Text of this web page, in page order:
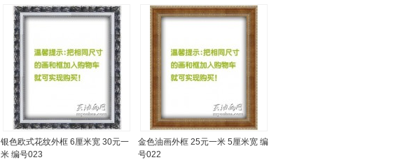
银色欧式花纹外框 6厘米宽 30元一
米 编号023
金色油画外框 25元一米 5厘米宽 编
号022